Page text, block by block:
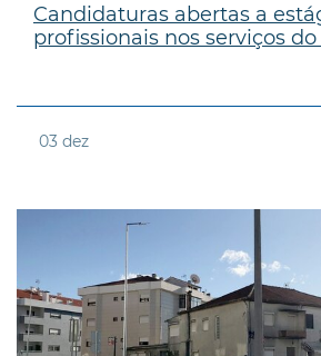
Candidaturas abertas a
profissionais nos serviços
03 dez